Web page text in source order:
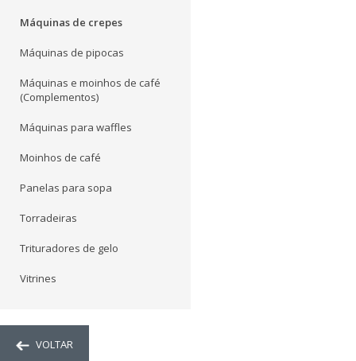
Máquinas de crepes
Máquinas de pipocas
Máquinas e moinhos de café
(Complementos)
Máquinas para waffles
Moinhos de café
Panelas para sopa
Torradeiras
Trituradores de gelo
Vitrines
VOLTAR